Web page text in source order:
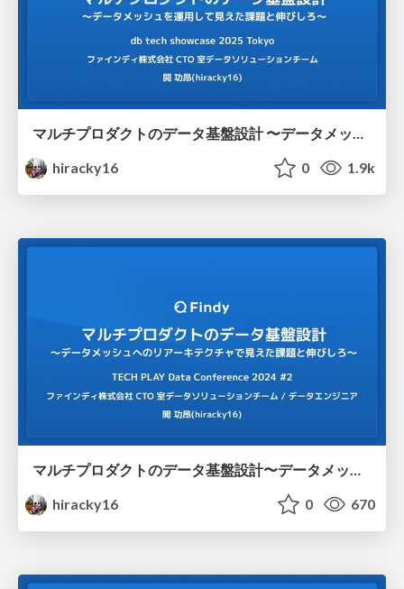
マルチプロダクトのデータ基盤設計 〜データメッシュを運用して見えた課題と伸びしろ〜
hiracky16
0 1.9k
マルチプロダクトのデータ基盤設計〜データメッシュへのリアーキテクチャで見えた課題と伸びしろ〜
hiracky16
0 670